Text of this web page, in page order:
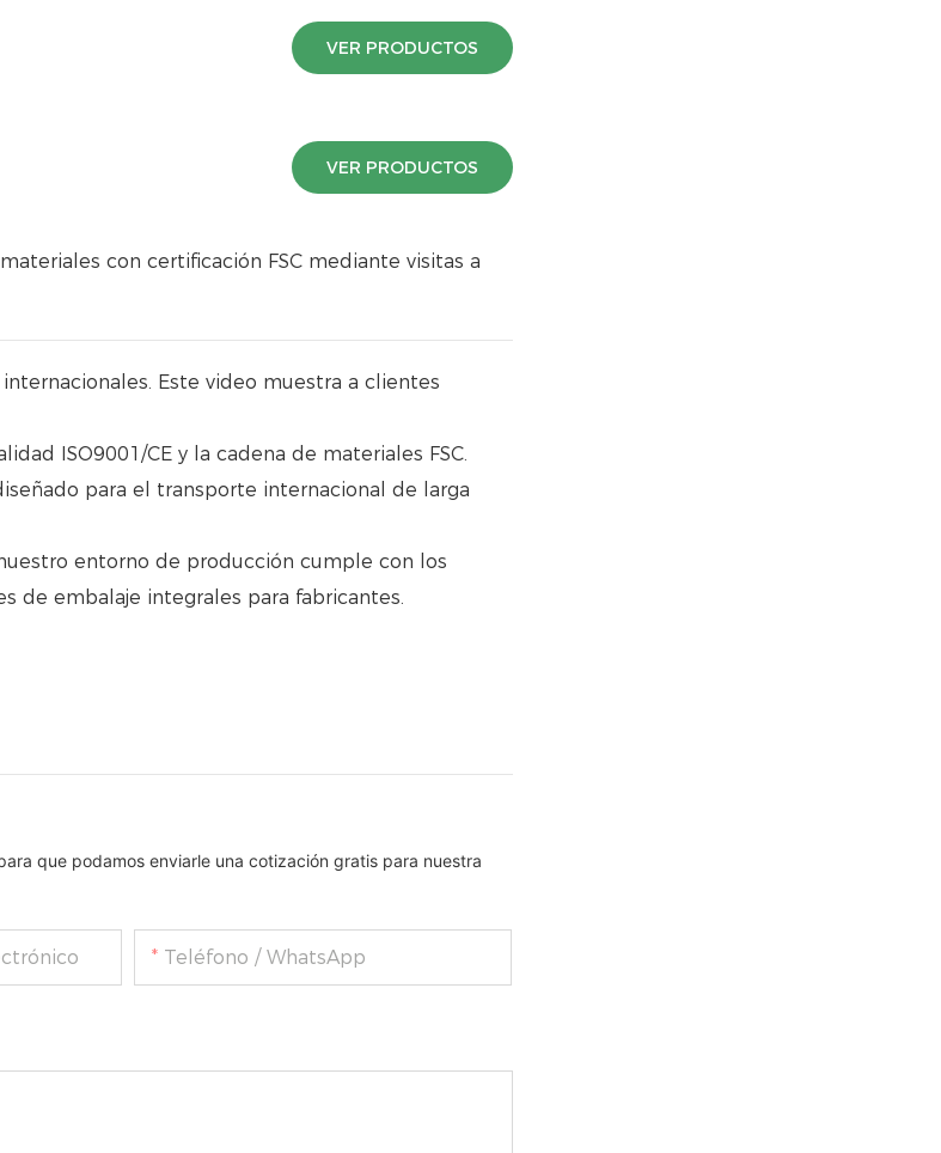
VER PRODUCTOS
VER PRODUCTOS
con certificación FSC mediante visitas a
Este video muestra a clientes
ISO9001/CE y la cadena de materiales FSC.
para el transporte internacional de larga
entorno de producción cumple con los
de embalaje integrales para fabricantes.
que podamos enviarle una cotización gratis para nuestra
Teléfono / WhatsApp